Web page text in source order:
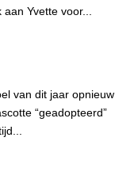
Yvette voor...
van dit jaar opnieuw
“geadopteerd”